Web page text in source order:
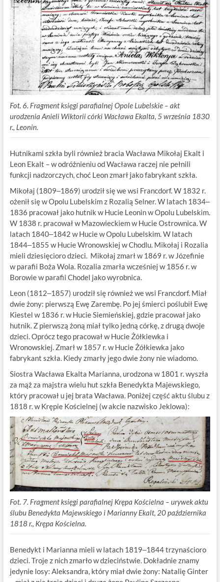
Fot. 6. Fragment księgi parafialnej Opole Lubelskie – akt
urodzenia Anieli Wiktorii córki Wacława Ekalta, 5 września 1830
r., Leonin.
Hutnikami szkła byli również bracia Wacława Mikołaj Ekalt i
Leon Ekalt – w odróżnieniu od Wacława raczej nie pełnili
funkcji nadzorczych, choć Leon zmarł jako fabrykant szkła.
Mikołaj (1809‒1869) urodził się we wsi Francdorf. W 1832 r.
ożenił się w Opolu Lubelskim z Rozalią Selner. W latach 1834‒
1836 pracował jako hutnik w Hucie Leonin w Opolu Lubelskim.
W 1838 r. pracował w Mazowieckiem w Hucie Ostrownica. W
latach 1840‒1842 w Hucie w Opolu Lubelskim. W latach
1844‒1855 w Hucie Wronowskiej w Chodlu. Mikołaj i Rozalia
mieli dziesięcioro dzieci. Mikołaj zmarł w 1869 r. w Józefinie
w parafii Boża Wola. Rozalia zmarła wcześniej w 1856 r. w
Borowie w parafii Chodel jako wyrobnica.
Leon (1812‒1857) urodził się również we wsi Francdorf. Miał
dwie żony: pierwszą Ewę Zarembę. Po jej śmierci poślubił Ewę
Kiestel w 1836 r. w Hucie Siemieńskiej, gdzie pracował jako
hutnik. Z pierwszą żoną miał tylko jedną córkę, z drugą dwoje
dzieci. Oprócz tego pracował w Hucie Żółkiewka i
Wronowskiej. Zmarł w 1857 r. w Hucie Żółkiewka jako
fabrykant szkła. Kiedy zmarły jego dwie żony nie wiadomo.
Siostra Wacława Ekalta Marianna, urodzona w 1801 r. wyszła
za mąż za majstra wielu hut szkła Benedykta Majewskiego,
który pracował u jej brata Wacława. Poniżej część aktu ślubu z
1818 r. w Krępie Kościelnej (w akcie nazwisko Jeklowa):
Fot. 7. Fragment księgi parafialnej Krępa Kościelna – urywek aktu
ślubu Benedykta Majewskiego i Marianny Ekalt, 20 października
1818 r., Krępa Kościelna.
Benedykt i Marianna mieli w latach 1819‒1844 trzynaścioro
dzieci. Troje z nich zmarło w dzieciństwie. Dokładnie znamy
jedynie losy: Aleksandra, który miał dwie żony: Natalię Ginter